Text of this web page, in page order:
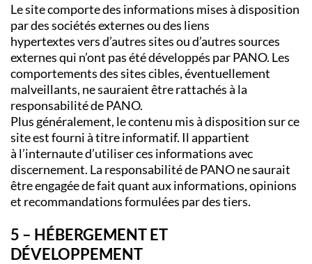
Le site comporte des informations mises à disposition
par des sociétés externes ou des liens
hypertextes vers d’autres sites ou d’autres sources
externes qui n’ont pas été développés par PANO. Les
comportements des sites cibles, éventuellement
malveillants, ne sauraient être rattachés à la
responsabilité de PANO.
Plus généralement, le contenu mis à disposition sur ce
site est fourni à titre informatif. Il appartient
à l’internaute d’utiliser ces informations avec
discernement. La responsabilité de PANO ne saurait
être engagée de fait quant aux informations, opinions
et recommandations formulées par des tiers.
5 – HÉBERGEMENT ET
DÉVELOPPEMENT